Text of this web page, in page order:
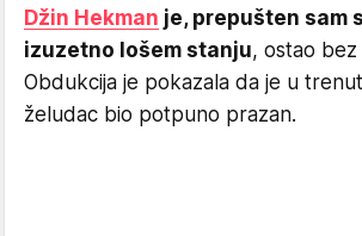
Džin Hekman je, prepušten sam
izuzetno lošem stanju, ostao bez
Obdukcija je pokazala da je u
želudac bio potpuno prazan.